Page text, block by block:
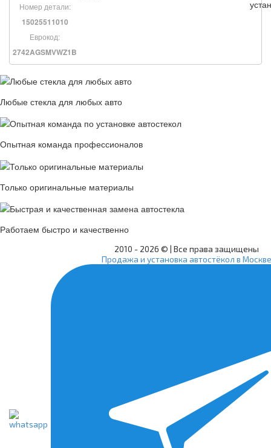
Номер детали:
15025511010
Еврокод:
2742AGSMVWZ1B
Любые стекла для любых авто
Опытная команда профессионалов
Только оригинальные материалы
Работаем быстро и качественно
2010 - 2026 © | Все права защищены
Продажа и установка автостёкол в Москве